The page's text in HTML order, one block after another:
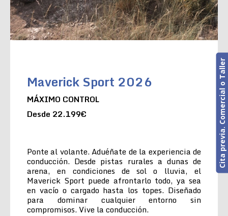
Maverick Sport 2026
MÁXIMO CONTROL
Desde 22.199€
Ponte al volante. Aduéñate de la experiencia de
conducción. Desde pistas rurales a dunas de
arena, en condiciones de sol o lluvia, el
Maverick Sport puede afrontarlo todo, ya sea
en vacío o cargado hasta los topes. Diseñado
para dominar cualquier entorno sin
compromisos. Vive la conducción.
Cita previa. Comercial o Taller